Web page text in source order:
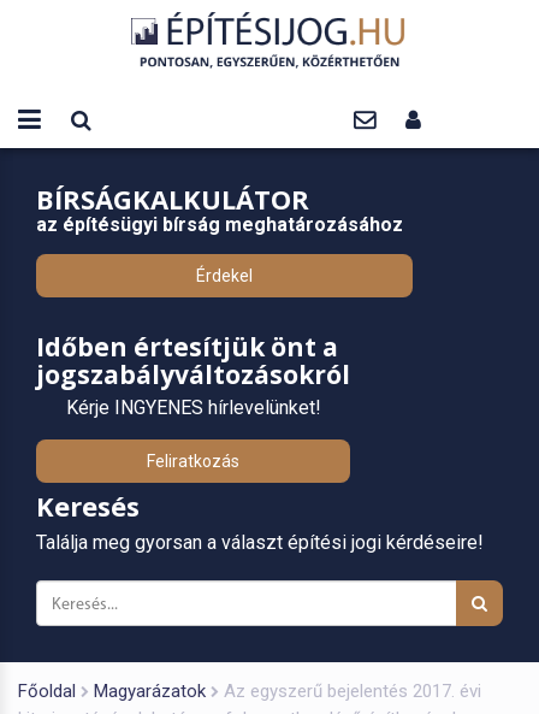
BÍRSÁGKALKULÁTOR
az építésügyi bírság meghatározásához
Érdekel
Időben értesítjük önt a
jogszabályváltozásokról
Kérje INGYENES hírlevelünket!
Feliratkozás
Keresés
Találja meg gyorsan a választ építési jogi kérdéseire!
Főoldal Magyarázatok
Az egyszerű bejelentés 2017. évi